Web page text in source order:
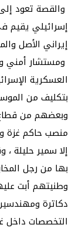
والقصة تعود
إسرائيلي يقيم
إيراني الأصل
ومستشار أمني
بتكليف من
وبعضهم من
منصب حاكم غزة
إلا سمير حليلة
بها من رجل
وطنيتهم أبت
دكاترة
التخصصات داخل